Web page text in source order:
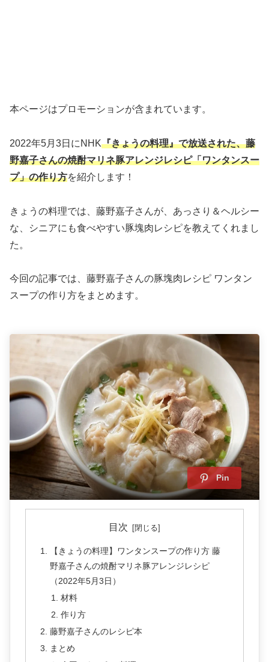
本ページはプロモーションが含まれています。
2022年5月3日にNHK『きょうの料理』で放送された、藤
野嘉子さんの焼酎マリネ豚アレンジレシピ「ワンタンスー
プ」の作り方を紹介します！
きょうの料理では、藤野嘉子さんが、あっさり＆ヘルシー
な、シニアにも食べやすい豚塊肉レシピを教えてくれまし
た。
今回の記事では、藤野嘉子さんの豚塊肉レシピ ワンタン
スープの作り方をまとめます。
Pin
目次
【きょうの料理】ワンタンスープの作り方 藤
野嘉子さんの焼酎マリネ豚アレンジレシピ
（2022年5月3日）
材料
作り方
藤野嘉子さんのレシピ本
まとめ